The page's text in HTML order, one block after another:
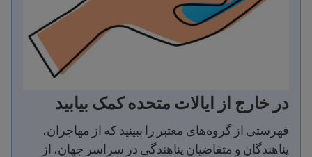
در خارج از ایالات متحده کمک بیابید
فهرستی از گروه‌های معتبر را ببینید که از مهاجران،
پناهندگان و متقاضیان پناهندگی در سراسر جهان، از